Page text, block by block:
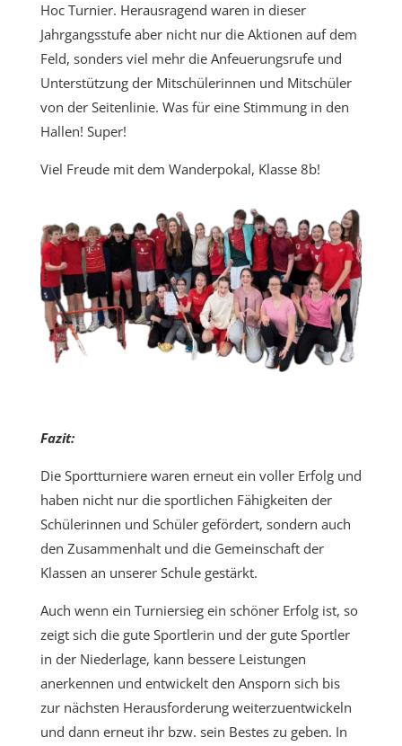
Hoc Turnier. Herausragend waren in dieser
Jahrgangsstufe aber nicht nur die Aktionen auf dem
Feld, sonders viel mehr die Anfeuerungsrufe und
Unterstützung der Mitschülerinnen und Mitschüler
von der Seitenlinie. Was für eine Stimmung in den
Hallen! Super!
Viel Freude mit dem Wanderpokal, Klasse 8b!
Fazit:
Die Sportturniere waren erneut ein voller Erfolg und
haben nicht nur die sportlichen Fähigkeiten der
Schülerinnen und Schüler gefördert, sondern auch
den Zusammenhalt und die Gemeinschaft der
Klassen an unserer Schule gestärkt.
Auch wenn ein Turniersieg ein schöner Erfolg ist, so
zeigt sich die gute Sportlerin und der gute Sportler
in der Niederlage, kann bessere Leistungen
anerkennen und entwickelt den Ansporn sich bis
zur nächsten Herausforderung weiterzuentwickeln
und dann erneut ihr bzw. sein Bestes zu geben. In